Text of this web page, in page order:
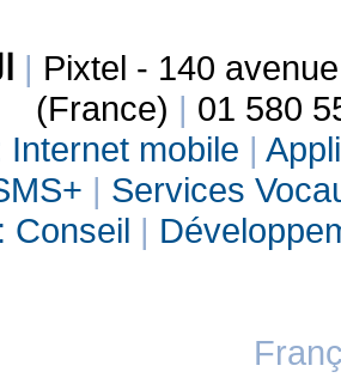
| Pixtel - 140
(France) | 01 580
Internet mobile |
| Services
Conseil |